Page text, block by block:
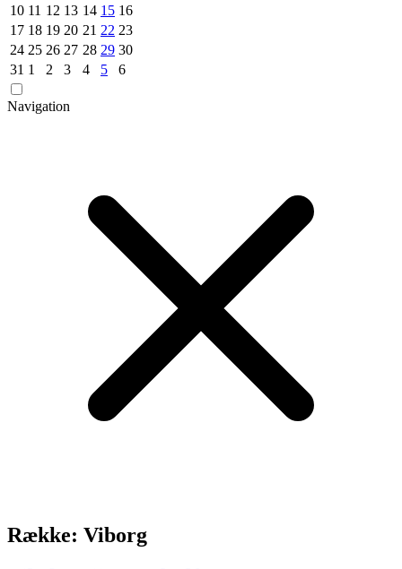
10 11 12 13 14 15 16
17 18 19 20 21 22 23
24 25 26 27 28 29 30
31 1 2 3 4 5 6
Navigation
Række: Viborg